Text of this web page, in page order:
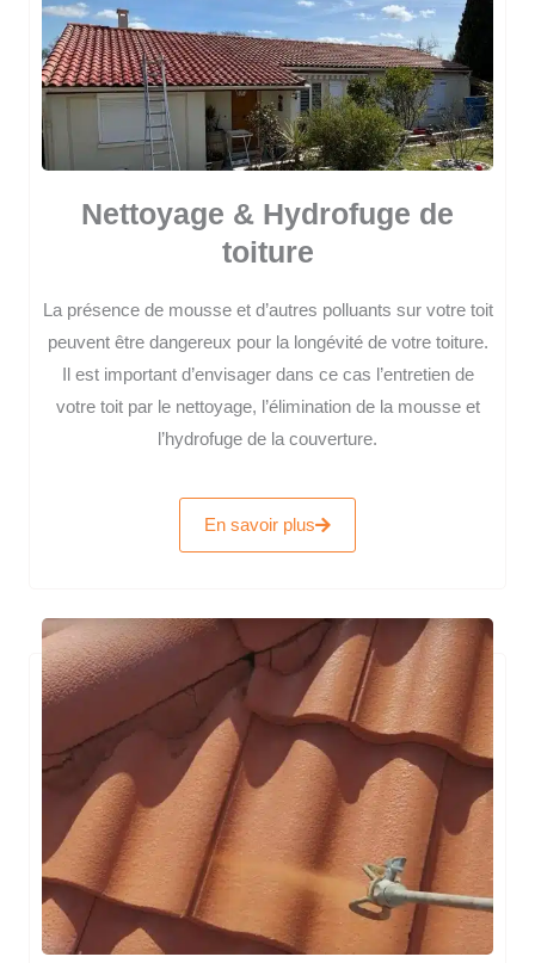
Nettoyage & Hydrofuge de
toiture
La présence de mousse et d’autres polluants sur votre toit
peuvent être dangereux pour la longévité de votre toiture.
Il est important d’envisager dans ce cas l’entretien de
votre toit par le nettoyage, l’élimination de la mousse et
l’hydrofuge de la couverture.
En savoir plus